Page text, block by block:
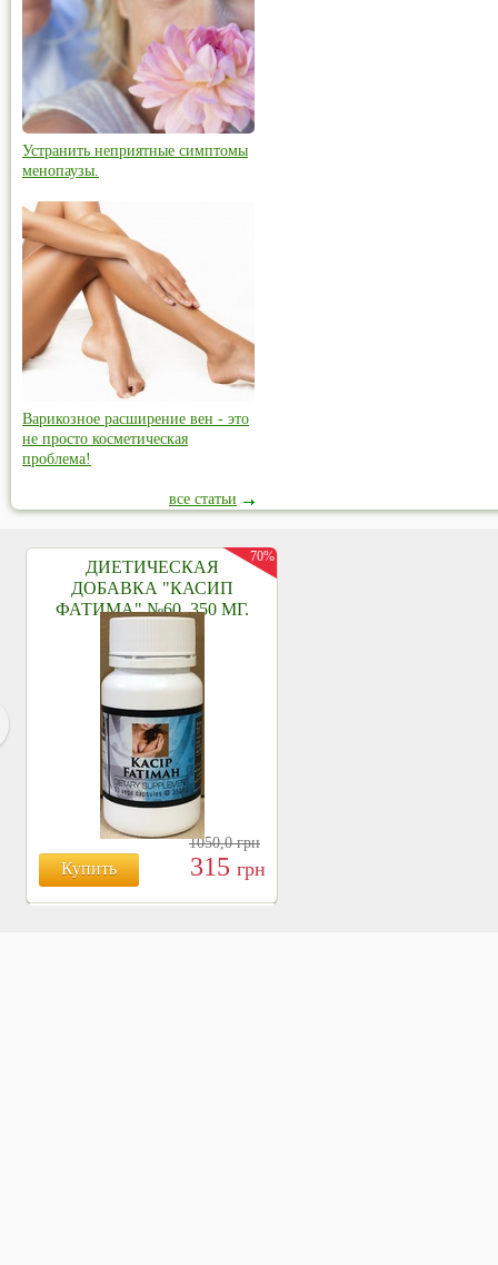
Устранить неприятные симптомы
менопаузы.
Варикозное расширение вен - это
не просто косметическая
проблема!
все статьи
ДИЕТИЧЕСКАЯ
ДОБАВКА "КАСИП
ФАТИМА" №60, 350 МГ.
Купить
1050,0грн
315 грн
70%